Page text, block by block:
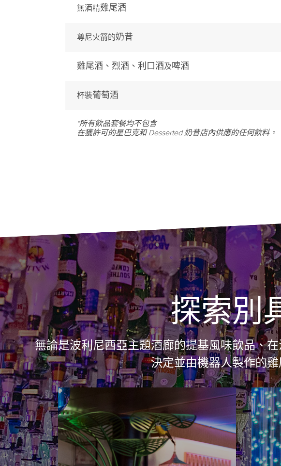
無酒精雞尾酒
尊尼火箭的奶昔
雞尾酒、烈酒、利口酒及啤酒
杯裝葡萄酒
*所有飲品套餐均不包含
在獲許可的星巴克和 Desserted 奶昔店內供應的任何飲料。
探索別
無論是波利尼西亞主題酒廊的提基風味飲品、
決定並由機器人製作的